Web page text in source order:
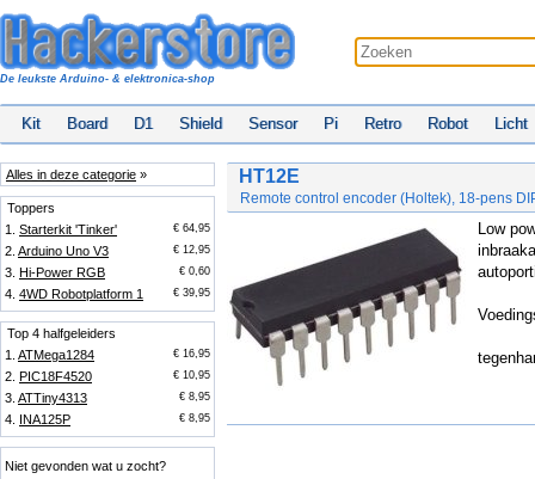
De leukste Arduino- & elektronica-shop
Kit Board D1 Shield Sensor Pi Retro Robot Licht
Alles in deze categorie »
Toppers
1. Starterkit 'Tinker' € 64,95
2. Arduino Uno V3 € 12,95
3. Hi-Power RGB € 0,60
4. 4WD Robotplatform 1 € 39,95
Top 4 halfgeleiders
1. ATMega1284 € 16,95
2. PIC18F4520 € 10,95
3. ATTiny4313 € 8,95
4. INA125P € 8,95
Niet gevonden wat u zocht?
HT12E
Remote control encoder (Holtek), 18-pens
Low